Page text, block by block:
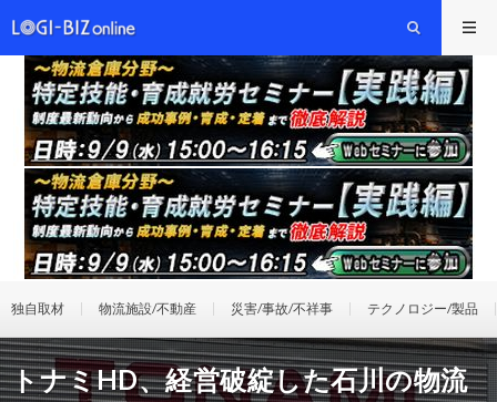
独自取材 物流施設/不動産 災害/事故/不祥事 テクノロジー/製品
トナミHD、経営破綻した石川の物流